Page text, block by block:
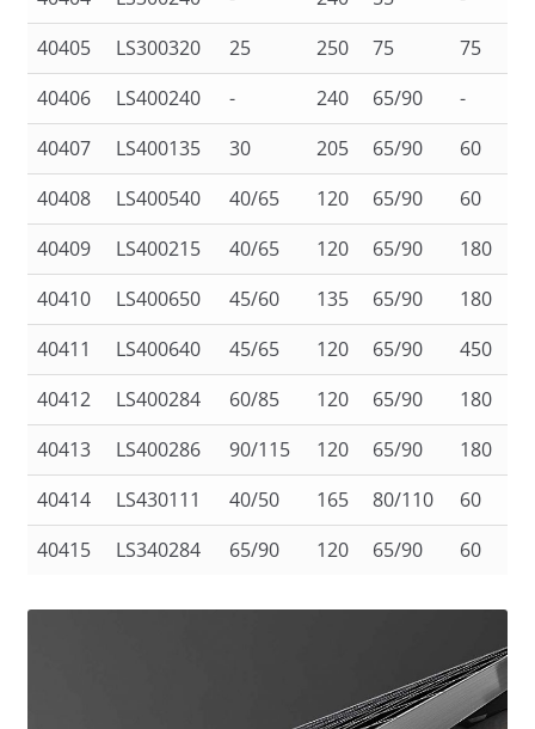
40405
LS300320 25 250 75
75
40406
LS400240 - 240 65/90
-
40407
LS400135 30 205 65/90
60
40408
LS400540 40/65 120 65/90
60
40409
LS400215 40/65 120 65/90
180
40410
LS400650 45/60 135 65/90
180
40411
LS400640 45/65 120 65/90
450
40412
LS400284 60/85 120 65/90
180
40413
LS400286 90/115 120 65/90
180
40414
LS430111 40/50 165 80/110
60
40415
LS340284 65/90 120 65/90 60